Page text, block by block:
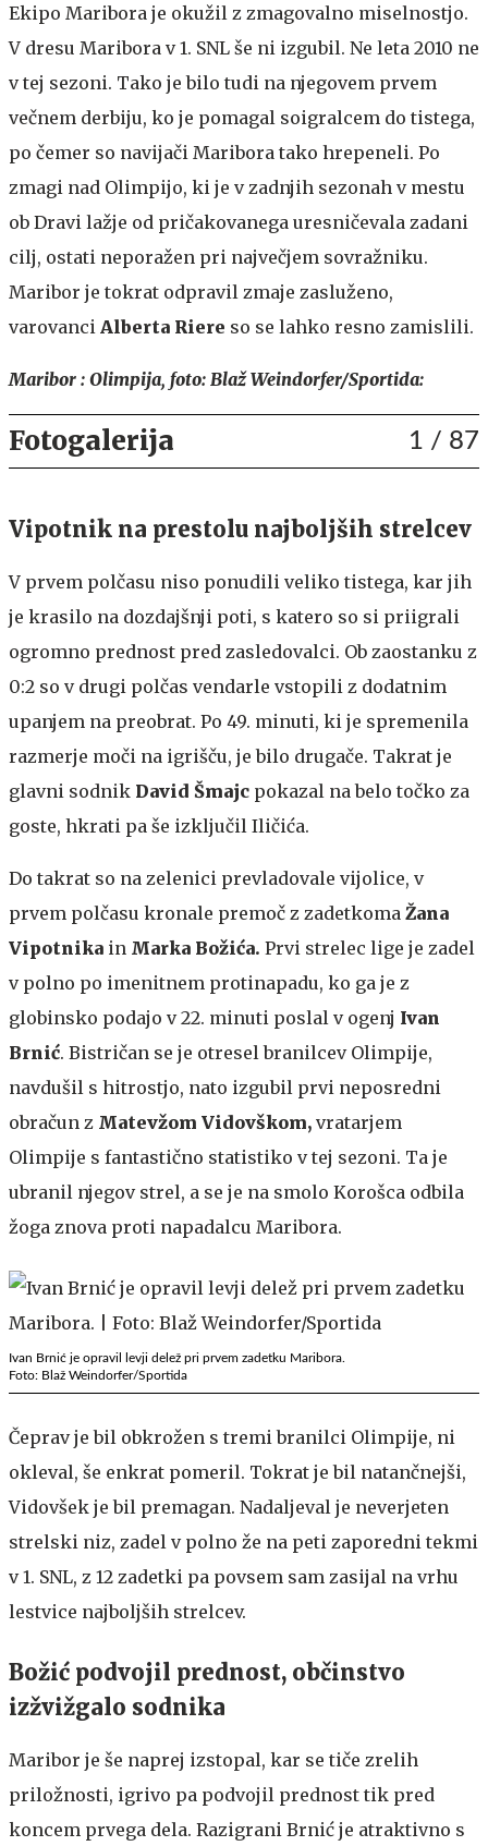
Ekipo Maribora je okužil z zmagovalno miselnostjo.
V dresu Maribora v 1. SNL še ni izgubil. Ne leta 2010 ne
v tej sezoni. Tako je bilo tudi na njegovem prvem
večnem derbiju, ko je pomagal soigralcem do tistega,
po čemer so navijači Maribora tako hrepeneli. Po
zmagi nad Olimpijo, ki je v zadnjih sezonah v mestu
ob Dravi lažje od pričakovanega uresničevala zadani
cilj, ostati neporažen pri največjem sovražniku.
Maribor je tokrat odpravil zmaje zasluženo,
varovanci Alberta Riere so se lahko resno zamislili.
Maribor : Olimpija, foto: Blaž Weindorfer/Sportida:
Fotogalerija 1 / 87
Vipotnik na prestolu najboljših strelcev
V prvem polčasu niso ponudili veliko tistega, kar jih
je krasilo na dozdajšnji poti, s katero so si priigrali
ogromno prednost pred zasledovalci. Ob zaostanku z
0:2 so v drugi polčas vendarle vstopili z dodatnim
upanjem na preobrat. Po 49. minuti, ki je spremenila
razmerje moči na igrišču, je bilo drugače. Takrat je
glavni sodnik David Šmajc pokazal na belo točko za
goste, hkrati pa še izključil Iličića.
Do takrat so na zelenici prevladovale vijolice, v
prvem polčasu kronale premoč z zadetkoma Žana
Vipotnika in Marka Božića. Prvi strelec lige je zadel
v polno po imenitnem protinapadu, ko ga je z
globinsko podajo v 22. minuti poslal v ogenj Ivan
Brnić. Bistričan se je otresel branilcev Olimpije,
navdušil s hitrostjo, nato izgubil prvi neposredni
obračun z Matevžom Vidovškom, vratarjem
Olimpije s fantastično statistiko v tej sezoni. Ta je
ubranil njegov strel, a se je na smolo Korošca odbila
žoga znova proti napadalcu Maribora.
Ivan Brnić je opravil levji delež pri prvem zadetku Maribora.
Foto: Blaž Weindorfer/Sportida
Čeprav je bil obkrožen s tremi branilci Olimpije, ni
okleval, še enkrat pomeril. Tokrat je bil natančnejši,
Vidovšek je bil premagan. Nadaljeval je neverjeten
strelski niz, zadel v polno že na peti zaporedni tekmi
v 1. SNL, z 12 zadetki pa povsem sam zasijal na vrhu
lestvice najboljših strelcev.
Božić podvojil prednost, občinstvo
izžvižgalo sodnika
Maribor je še naprej izstopal, kar se tiče zrelih
priložnosti, igrivo pa podvojil prednost tik pred
koncem prvega dela. Razigrani Brnić je atraktivno s